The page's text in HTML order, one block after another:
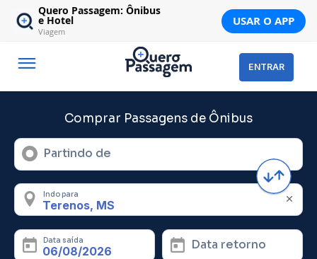
Quero Passagem: Ônibus
e Hotel
Viagem
USAR O APP
ENTRAR
Comprar Passagens de Ônibus
Partindo de
Indo para
Data saída Data retorno